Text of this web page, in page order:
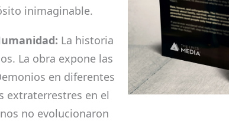
inimaginable.
La historia
La obra expone las
en diferentes
extraterrestres en el
no evolucionaron